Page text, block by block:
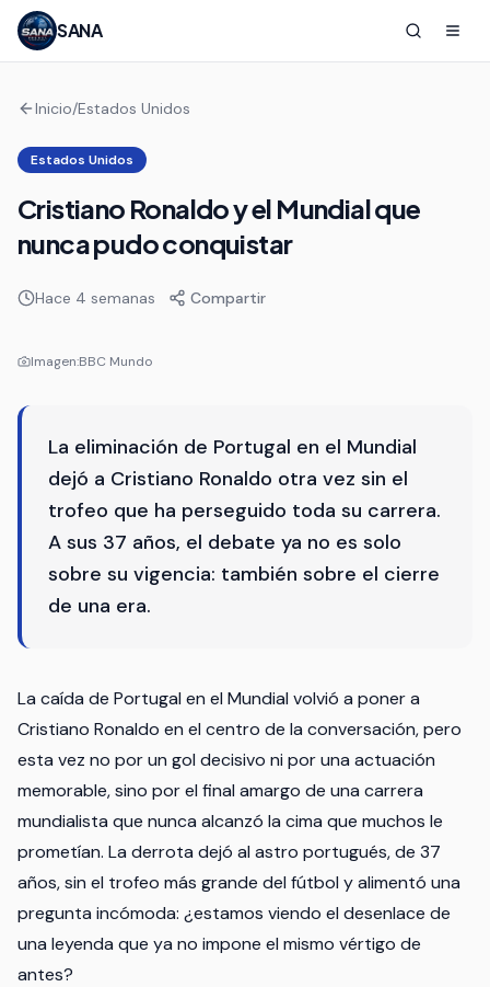
SANA
Inicio/Estados Unidos
Estados Unidos
Cristiano Ronaldo y el Mundial que
nunca pudo conquistar
Hace 4 semanas Compartir
Imagen:BBC Mundo
La eliminación de Portugal en el Mundial
dejó a Cristiano Ronaldo otra vez sin el
trofeo que ha perseguido toda su carrera.
A sus 37 años, el debate ya no es solo
sobre su vigencia: también sobre el cierre
de una era.
La caída de Portugal en el Mundial volvió a poner a
Cristiano Ronaldo en el centro de la conversación, pero
esta vez no por un gol decisivo ni por una actuación
memorable, sino por el final amargo de una carrera
mundialista que nunca alcanzó la cima que muchos le
prometían. La derrota dejó al astro portugués, de 37
años, sin el trofeo más grande del fútbol y alimentó una
pregunta incómoda: ¿estamos viendo el desenlace de
una leyenda que ya no impone el mismo vértigo de
antes?